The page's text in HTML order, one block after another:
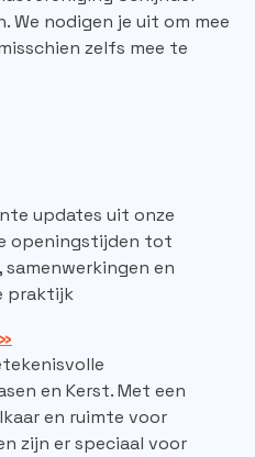
We nodigen je uit om mee
zelfs mee te
updates uit onze
openingstijden tot
en
praktijk
en Kerst. Met een
en ruimte voor
zijn er speciaal voor